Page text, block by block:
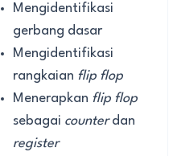
Mengidentifikasi
gerbang dasar
Mengidentifikasi
rangkaian flip flop
Menerapkan flip flop
sebagai counterdan
register